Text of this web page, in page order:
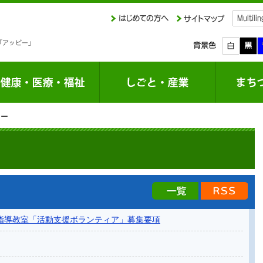
導教室「活動支援ボランティア」募集要項
新着情報の一覧